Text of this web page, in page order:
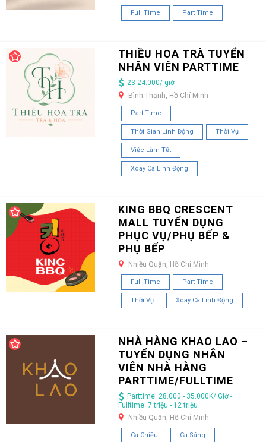
Full Time Part Time
THIỀU HOA TRÀ TUYỂN
NHÂN VIÊN PARTTIME
23-24.000/ giờ
Bình Thạnh, Hồ Chí Minh
Part Time
Thời Gian Linh Động Thời Vụ
Việc Làm Tết
Xoay Ca Linh Động
KING BBQ CRESCENT
MALL TUYỂN DỤNG
PHỤC VỤ/PHỤ BẾP &
PHỤ BẾP
Nhiều Quận, Hồ Chí Minh
Full Time Part Time
Thời Vụ Xoay Ca Linh Động
NHÀ HÀNG KHAO LAO –
TUYỂN DỤNG NHÂN
VIÊN NHÀ HÀNG
PARTTIME/FULLTIME
Parttime: 28.000 - 35.000K/ Giờ -
Fulltime: 7 triệu - 12 triệu
Nhiều Quận, Hồ Chí Minh
Ca Chiều Ca Sáng